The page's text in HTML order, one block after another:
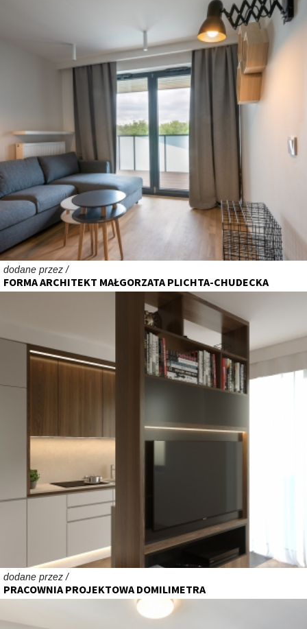
dodane przez /
FORMA ARCHITEKT MAŁGORZATA PLICHTA-CHUDECKA
dodane przez /
PRACOWNIA PROJEKTOWA DOMILIMETRA